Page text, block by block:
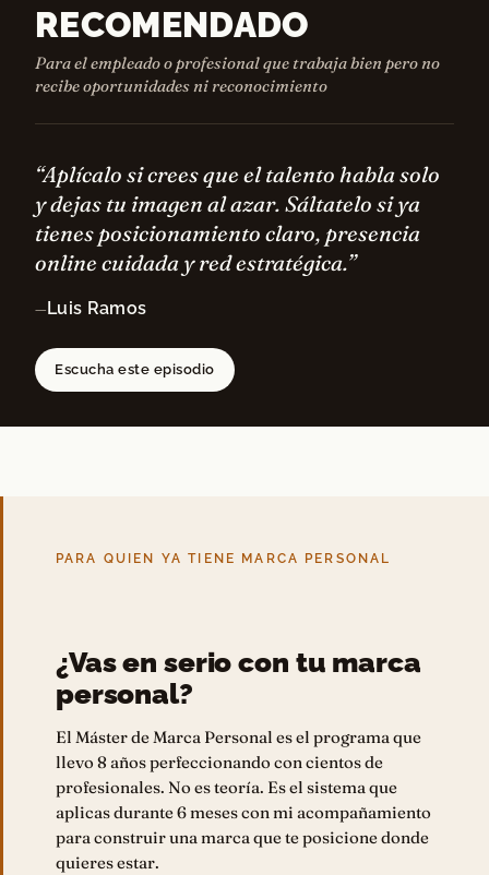
RECOMENDADO
Para el empleado o profesional que trabaja bien pero no
recibe oportunidades ni reconocimiento
“Aplícalo si crees que el talento habla solo
y dejas tu imagen al azar. Sáltatelo si ya
tienes posicionamiento claro, presencia
online cuidada y red estratégica.”
— Luis Ramos
Escucha este episodio
PARA QUIEN YA TIENE MARCA PERSONAL
¿Vas en serio con tu marca
personal?
El Máster de Marca Personal es el programa que
llevo 8 años perfeccionando con cientos de
profesionales. No es teoría. Es el sistema que
aplicas durante 6 meses con mi acompañamiento
para construir una marca que te posicione donde
quieres estar.